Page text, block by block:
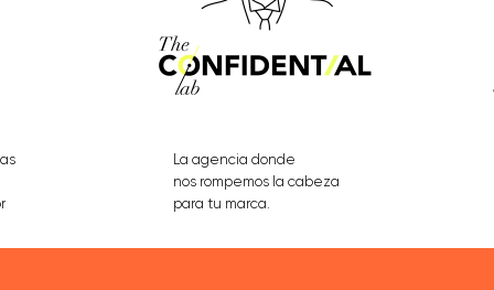
La agencia donde
nos rompemos la cabeza
para tu marca.